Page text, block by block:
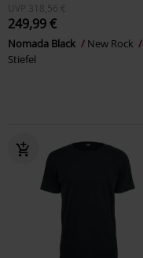
UVP
318,56 €
249,99 €
Nomada Black
New Rock
Stiefel